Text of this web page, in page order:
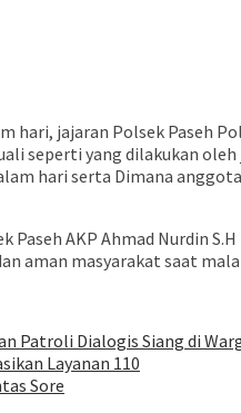
hari, jajaran Polsek Paseh
seperti yang dilakukan
hari serta Dimana
Paseh AKP Ahmad Nurdin
aman masyarakat saat
Patroli Dialogis Siang di
Layanan 110
Sore